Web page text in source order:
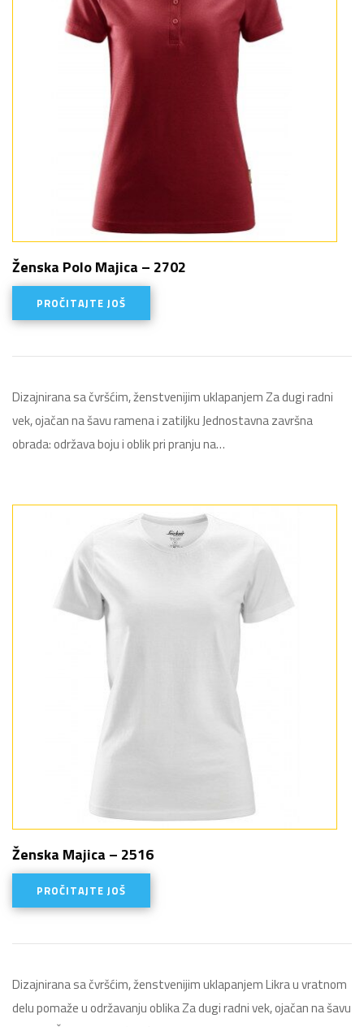
Ženska Polo Majica – 2702
PROČITAJTE JOŠ
Dizajnirana sa čvršćim, ženstvenijim uklapanjem Za dugi radni
vek, ojačan na šavu ramena i zatiljku Jednostavna završna
obrada: održava boju i oblik pri pranju na…
Ženska Majica – 2516
PROČITAJTE JOŠ
Dizajnirana sa čvršćim, ženstvenijim uklapanjem Likra u vratnom
delu pomaže u održavanju oblika Za dugi radni vek, ojačan na šavu